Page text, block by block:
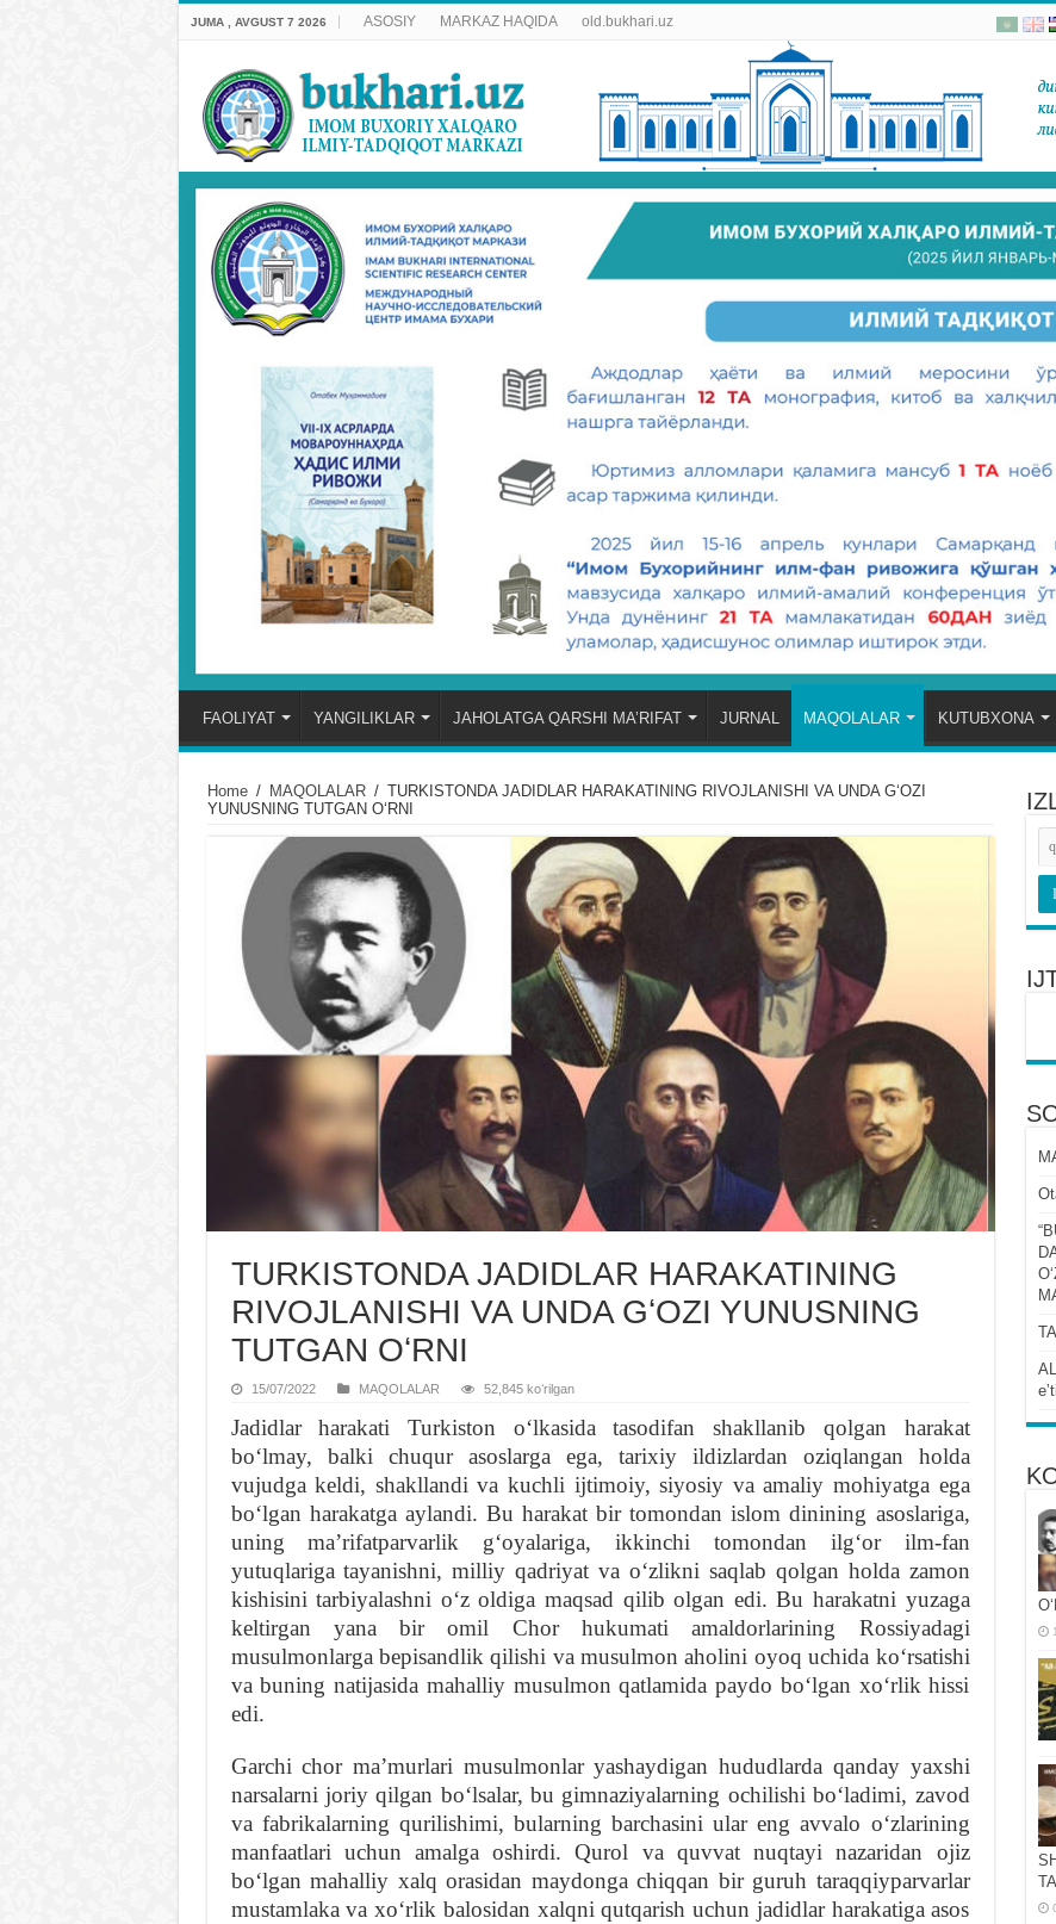
JUMA , AVGUST 7 2026 ASOSIY MARKAZ HAQIDA old.bukhari.uz
FAOLIYAT YANGILIKLAR JAHOLATGA QARSHI MA’RIFAT JURNAL MAQOLALAR KUTUBXONA
Home / MAQOLALAR / TURKISTONDA JADIDLAR HARAKATINING RIVOJLANISHI VA UNDA GʻOZI
YUNUSNING TUTGAN OʻRNI
TURKISTONDA JADIDLAR HARAKATINING
RIVOJLANISHI VA UNDA GʻOZI YUNUSNING
TUTGAN OʻRNI
15/07/2022 MAQOLALAR 52,845 koʻrilgan
Jadidlar harakati Turkiston oʻlkasida tasodifan shakllanib qolgan harakat
boʻlmay, balki chuqur asoslarga ega, tarixiy ildizlardan oziqlangan holda
vujudga keldi, shakllandi va kuchli ijtimoiy, siyosiy va amaliy mohiyatga ega
boʻlgan harakatga aylandi. Bu harakat bir tomondan islom dinining asoslariga,
uning maʼrifatparvarlik gʻoyalariga, ikkinchi tomondan ilgʻor ilm-fan
yutuqlariga tayanishni, milliy qadriyat va oʻzlikni saqlab qolgan holda zamon
kishisini tarbiyalashni oʻz oldiga maqsad qilib olgan edi. Bu harakatni yuzaga
keltirgan yana bir omil Chor hukumati amaldorlarining Rossiyadagi
musulmonlarga bepisandlik qilishi va musulmon aholini oyoq uchida koʻrsatishi
va buning natijasida mahalliy musulmon qatlamida paydo boʻlgan xoʻrlik hissi
edi.
Garchi chor maʼmurlari musulmonlar yashaydigan hududlarda qanday yaxshi
narsalarni joriy qilgan boʻlsalar, bu gimnaziyalarning ochilishi boʻladimi, zavod
va fabrikalarning qurilishimi, bularning barchasini ular eng avvalo oʻzlarining
manfaatlari uchun amalga oshirdi. Qurol va quvvat nuqtayi nazaridan ojiz
boʻlgan mahalliy xalq orasidan maydonga chiqqan bir guruh taraqqiyparvarlar
mustamlaka va xoʻrlik balosidan xalqni qutqarish uchun jadidlar harakatiga asos